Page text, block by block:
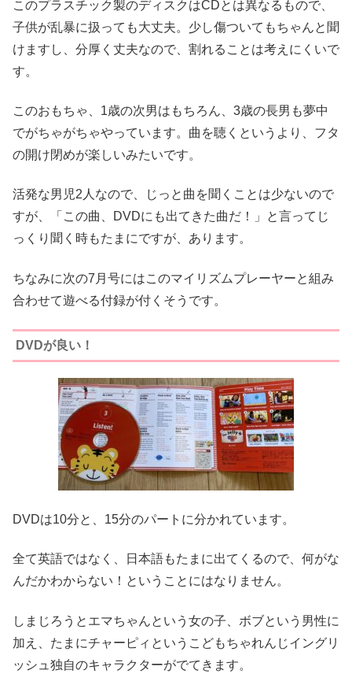
このプラスチック製のディスクはCDとは異なるもので、
子供が乱暴に扱っても大丈夫。少し傷ついてもちゃんと聞
けますし、分厚く丈夫なので、割れることは考えにくいで
す。
このおもちゃ、1歳の次男はもちろん、3歳の長男も夢中
でがちゃがちゃやっています。曲を聴くというより、フタ
の開け閉めが楽しいみたいです。
活発な男児2人なので、じっと曲を聞くことは少ないので
すが、「この曲、DVDにも出てきた曲だ！」と言ってじ
っくり聞く時もたまにですが、あります。
ちなみに次の7月号にはこのマイリズムプレーヤーと組み
合わせて遊べる付録が付くそうです。
DVDが良い！
DVDは10分と、15分のパートに分かれています。
全て英語ではなく、日本語もたまに出てくるので、何がな
んだかわからない！ということにはなりません。
しまじろうとエマちゃんという女の子、ボブという男性に
加え、たまにチャーピィというこどもちゃれんじイングリ
ッシュ独自のキャラクターがでてきます。